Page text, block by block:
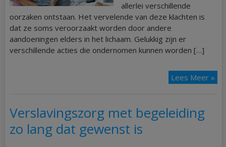
allerlei verschillende
oorzaken ontstaan. Het vervelende van deze klachten is
dat ze soms veroorzaakt worden door andere
aandoeningen elders in het lichaam. Gelukkig zijn er
verschillende acties die ondernomen kunnen worden […]
Lees Meer »
Verslavingszorg met begeleiding
zo lang dat gewenst is